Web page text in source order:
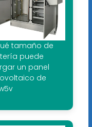
tamaño de
puede
un panel
de